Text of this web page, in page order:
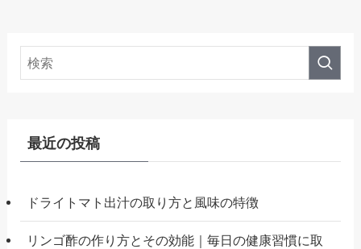
最近の投稿
ドライトマト出汁の取り方と風味の特徴
リンゴ酢の作り方とその効能｜毎日の健康習慣に取